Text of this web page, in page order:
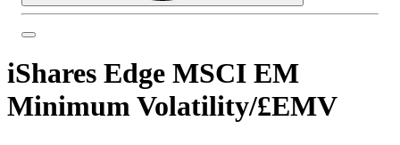
iShares Edge MSCI EM
Minimum Volatility/£EMV